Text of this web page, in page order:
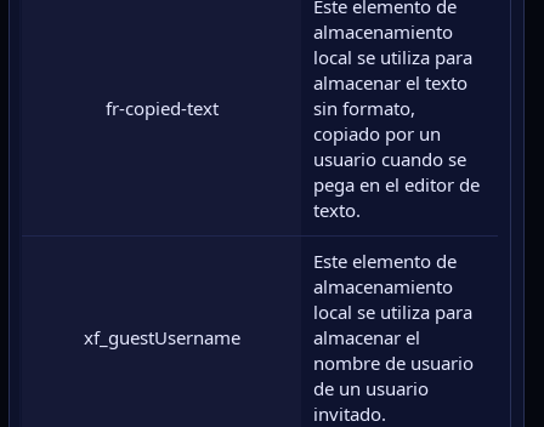
fr-copied-text
Este elemento de
almacenamiento
local se utiliza para
almacenar el texto
sin formato,
copiado por un
usuario cuando se
pega en el editor de
texto.
xf_guestUsername
Este elemento de
almacenamiento
local se utiliza para
almacenar el
nombre de usuario
de un usuario
invitado.